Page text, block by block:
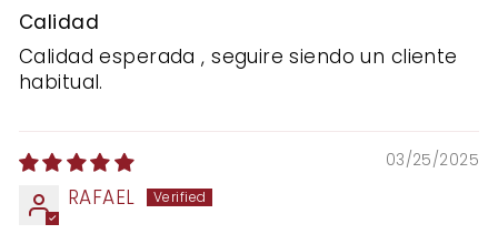
Calidad
Calidad esperada , seguire siendo un cliente
habitual.
03/25/2025
RAFAEL